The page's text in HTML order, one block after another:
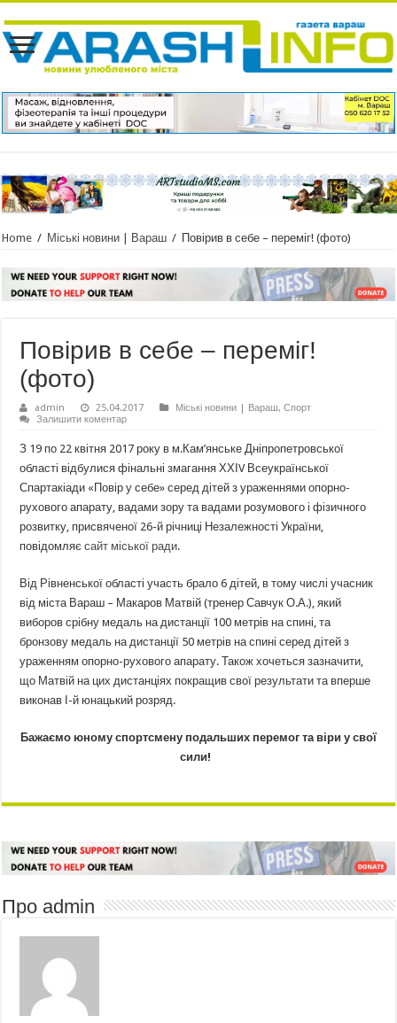
Home / Міські новини | Вараш / Повірив в себе – переміг! (фото)
Повірив в себе – переміг!
(фото)
admin 25.04.2017 Міські новини | Вараш,Спорт
Залишити коментар
З 19 по 22 квітня 2017 року в м.Кам’янське Дніпропетровської
області відбулися фінальні змагання ХХІV Всеукраїнської
Спартакіади «Повір у себе» серед дітей з ураженнями опорно-
рухового апарату, вадами зору та вадами розумового і фізичного
розвитку, присвяченої 26-й річниці Незалежності України,
повідомляєсайт міської ради.
Від Рівненської області участь брало 6 дітей, в тому числі учасник
від міста Вараш – Макаров Матвій (тренер Савчук О.А.), який
виборов срібну медаль на дистанції 100 метрів на спині, та
бронзову медаль на дистанції 50 метрів на спині серед дітей з
ураженням опорно-рухового апарату. Також хочеться зазначити,
що Матвій на цих дистанціях покращив свої результати та вперше
виконав І-й юнацький розряд.
Бажаємо юному спортсмену подальших перемог та віри у свої
сили!
Про admin